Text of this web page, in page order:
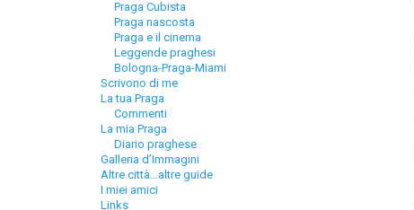
Praga Cubista
Praga nascosta
Praga e il cinema
Leggende praghesi
Bologna-Praga-Miami
Scrivono di me
La tua Praga
Commenti
La mia Praga
Diario praghese
Galleria d’Immagini
Altre città…altre guide
I miei amici
Links